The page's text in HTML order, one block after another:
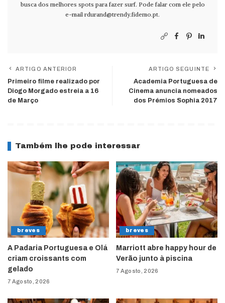
busca dos melhores spots para fazer surf. Pode falar com ele pelo
e-mail rdurand@trendy.fidemo.pt.
ARTIGO ANTERIOR
Primeiro filme realizado por
Diogo Morgado estreia a 16
de Março
ARTIGO SEGUINTE
Academia Portuguesa de
Cinema anuncia nomeados
dos Prémios Sophia 2017
Também lhe pode interessar
breves
A Padaria Portuguesa e Olá
criam croissants com
gelado
7 Agosto, 2026
breves
Marriott abre happy hour de
Verão junto à piscina
7 Agosto, 2026